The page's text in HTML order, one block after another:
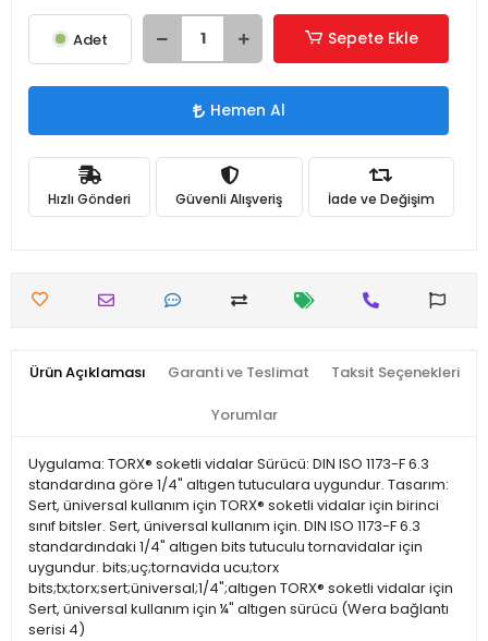
Adet Sepete Ekle
Hemen Al
Hızlı Gönderi Güvenli Alışveriş İade ve Değişim
Ürün Açıklaması Garanti ve Teslimat Taksit Seçenekleri
Yorumlar
Uygulama: TORX® soketli vidalar Sürücü: DIN ISO 1173-F 6.3
standardına göre 1/4" altıgen tutuculara uygundur. Tasarım:
Sert, üniversal kullanım için TORX® soketli vidalar için birinci
sınıf bitsler. Sert, üniversal kullanım için. DIN ISO 1173-F 6.3
standardındaki 1/4" altıgen bits tutuculu tornavidalar için
uygundur. bits;uç;tornavida ucu;torx
bits;tx;torx;sert;üniversal;1/4";altıgen TORX® soketli vidalar için
Sert, üniversal kullanım için ¼" altıgen sürücü (Wera bağlantı
serisi 4)